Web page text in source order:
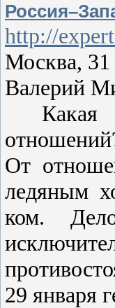
http://
Москва, 31
Валерий
Какая
От
ледяным
ком.
29 января